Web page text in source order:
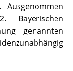
Ausgenommen
genannten